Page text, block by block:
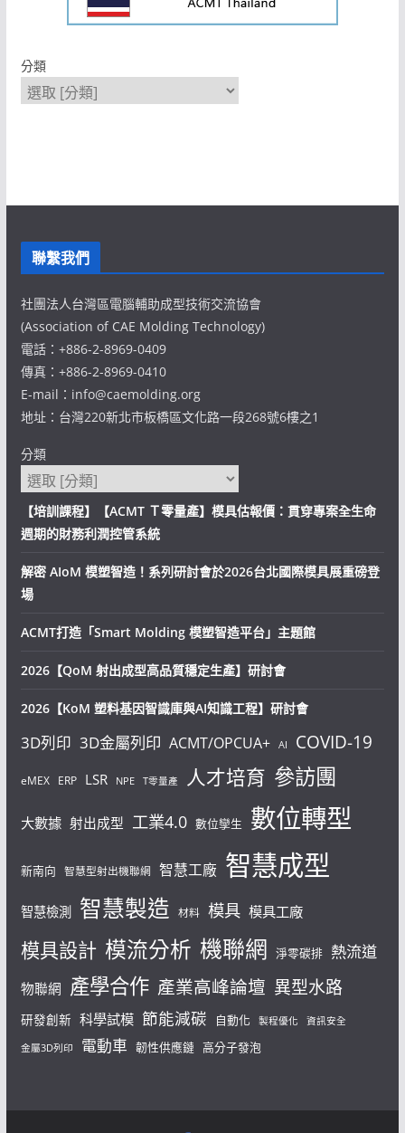
分類
聯繫我們
社團法人台灣區電腦輔助成型技術交流協會
(Association of CAE Molding Technology)
電話：+886-2-8969-0409
傳真：+886-2-8969-0410
E-mail：info@caemolding.org
地址：台灣220新北市板橋區文化路一段268號6樓之1
分類
【培訓課程】【ACMT Ｔ零量產】模具估報價：貫穿專案全生命
週期的財務利潤控管系統
解密 AIoM 模塑智造！系列研討會於2026台北國際模具展重磅登
場
ACMT打造「Smart Molding 模塑智造平台」主題館
2026【QoM 射出成型高品質穩定生產】研討會
2026【KoM 塑料基因智識庫與AI知識工程】研討會
3D列印 3D金屬列印 ACMT/OPCUA+ AI COVID-19
eMEX ERP LSR NPE T零量產 人才培育 參訪團
大數據 射出成型 工業4.0 數位孿生 數位轉型
新南向 智慧型射出機聯網 智慧工廠 智慧成型
智慧檢測 智慧製造 材料 模具 模具工廠
模具設計 模流分析 機聯網 淨零碳排 熱流道
物聯網 產學合作 產業高峰論壇 異型水路
研發創新 科學試模 節能減碳 自動化 製程優化 資訊安全
金屬3D列印 電動車 韌性供應鏈 高分子發泡